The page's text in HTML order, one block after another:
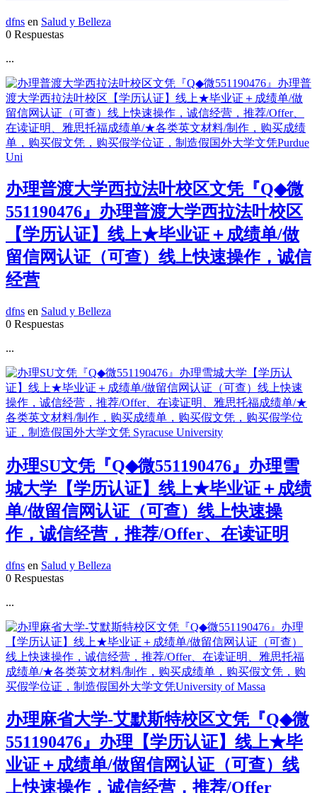
dfns en Salud y Belleza
0 Respuestas
...
办理普渡大学西拉法叶校区文凭『Q◆微
551190476』办理普渡大学西拉法叶校区
【学历认证】线上★毕业证＋成绩单/做
留信网认证（可查）线上快速操作，诚信
经营
dfns en Salud y Belleza
0 Respuestas
...
办理SU文凭『Q◆微551190476』办理雪
城大学【学历认证】线上★毕业证＋成绩
单/做留信网认证（可查）线上快速操
作，诚信经营，推荐/Offer、在读证明
dfns en Salud y Belleza
0 Respuestas
...
办理麻省大学-艾默斯特校区文凭『Q◆微
551190476』办理【学历认证】线上★毕
业证＋成绩单/做留信网认证（可查）线
上快速操作，诚信经营，推荐/Offer